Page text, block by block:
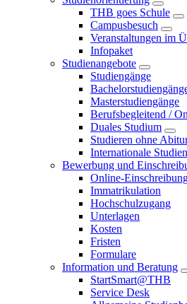
THB goes Schule
Campusbesuch
Veranstaltungen im
Infopaket
Studienangebote
Studiengänge
Masterstudiengänge
Berufsbegleitend /
Duales Studium
Studieren ohne
Internationale
Bewerbung und
Online-
Immatrikulation
Hochschulzugang
Unterlagen
Kosten
Fristen
Formulare
Information und Beratung
StartSmart@THB
Service Desk